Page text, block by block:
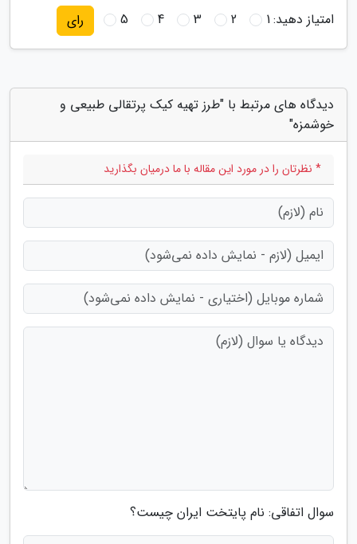
امتیاز دهید:1
2
3
4
5 رای
دیدگاه های مرتبط با "طرز تهیه کیک پرتقالی طبیعی و
خوشمزه"
* نظرتان را در مورد این مقاله با ما درمیان بگذارید
سوال اتفاقی: نام پایتخت ایران چیست؟